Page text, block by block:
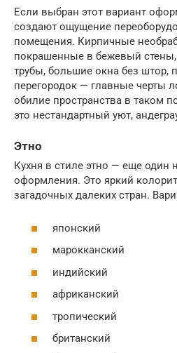
Если выбран этот вариант
создают ощущение
помещения. Кирпичные
покрашенные в бежевый стены,
трубы, большие окна без штор,
перегородок — главные черты
обилие пространства в таком
это нестандартный уют,
Этно
Кухня в стиле этно — еще один
оформления. Это яркий
загадочных далеких стран.
японский
марокканский
индийский
африканский
тропический
британский